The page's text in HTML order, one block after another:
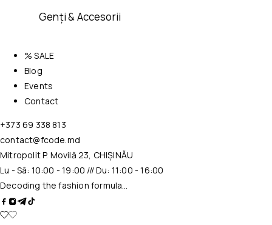
Genți & Accesorii
% SALE
Blog
Events
Contact
+373 69 338 813
contact@fcode.md
Mitropolit P. Movilă 23, CHIȘINĂU
Lu - Sâ: 10:00 - 19:00 /// Du: 11:00 - 16:00
Decoding the fashion formula…